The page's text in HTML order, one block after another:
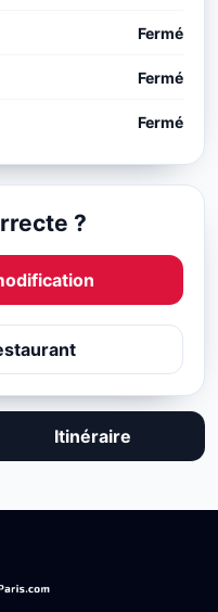
Fermé
Fermé
Fermé
?
Itinéraire